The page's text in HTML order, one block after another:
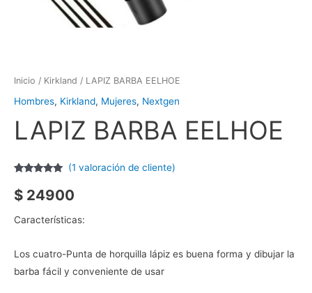
Inicio / Kirkland / LAPIZ BARBA EELHOE
Hombres, Kirkland, Mujeres, Nextgen
LAPIZ BARBA EELHOE
con5.00de
5 en base a
de un cliente
(1 valoración de cliente)
$ 24900
Características:
Los cuatro-Punta de horquilla lápiz es buena forma y dibujar la
barba fácil y conveniente de usar